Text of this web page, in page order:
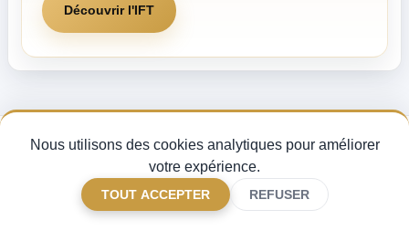
Découvrir l'IFT
Pronostics Quinté du jour, analyse des partants et indice de fiabilité turf —
pour miser avec méthode sur les courses PMU.
Gérer mes cookies
2026 Quinturf
Nous utilisons des cookies analytiques pour améliorer
votre expérience.
TOUT ACCEPTER REFUSER